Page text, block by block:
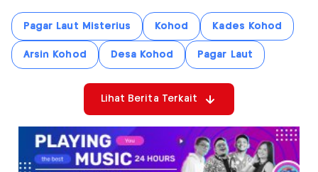
Pagar Laut Misterius Kohod Kades Kohod
Arsin Kohod Desa Kohod Pagar Laut
Lihat Berita Terkait